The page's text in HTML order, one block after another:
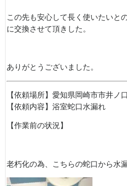
この先も安心して長く使いたいと
に交換させて頂きした。
ありがとうございました。
【依頼場所】愛知県岡崎市市井ノ
【依頼内容】浴室蛇口水漏れ
【作業前の状況】
老朽化の為、こちらの蛇口から水